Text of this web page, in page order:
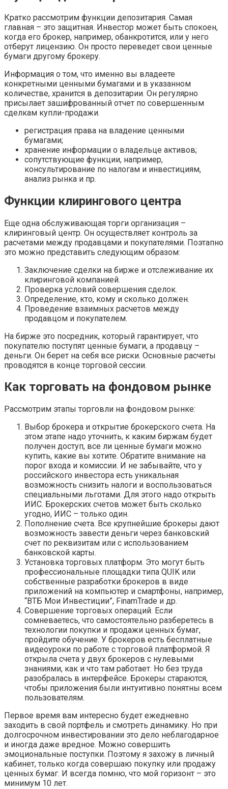
Кратко рассмотрим функции депозитария. Самая
главная – это защитная. Инвестор может быть спокоен,
когда его брокер, например, обанкротится, или у него
отберут лицензию. Он просто переведет свои ценные
бумаги другому брокеру.
Информация о том, что именно вы владеете
конкретными ценными бумагами и в указанном
количестве, хранится в депозитарии. Он регулярно
присылает зашифрованный отчет по совершенным
сделкам купли-продажи.
регистрация права на владение ценными
бумагами;
хранение информации о владельце активов;
сопутствующие функции, например,
консультирование по налогам и инвестициям,
анализ рынка и пр.
Функции клирингового центра
Еще одна обслуживающая торги организация –
клиринговый центр. Он осуществляет контроль за
расчетами между продавцами и покупателями. Поэтапно
это можно представить следующим образом:
Заключение сделки на бирже и отслеживание их
клиринговой компанией.
Проверка условий совершения сделок.
Определение, кто, кому и сколько должен.
Проведение взаимных расчетов между
продавцом и покупателем.
На бирже это посредник, который гарантирует, что
покупателю поступят ценные бумаги, а продавцу –
деньги. Он берет на себя все риски. Основные расчеты
проводятся в конце торговой сессии.
Как торговать на фондовом рынке
Рассмотрим этапы торговли на фондовом рынке:
Выбор брокера и открытие брокерского счета. На
этом этапе надо уточнить, к каким биржам будет
получен доступ, все ли ценные бумаги можно
купить, какие вы хотите. Обратите внимание на
порог входа и комиссии. И не забывайте, что у
российского инвестора есть уникальная
возможность снизить налоги и воспользоваться
специальными льготами. Для этого надо открыть
ИИС. Брокерских счетов может быть сколько
угодно, ИИС – только один.
Пополнение счета. Все крупнейшие брокеры дают
возможность завести деньги через банковский
счет по реквизитам или с использованием
банковской карты.
Установка торговых платформ. Это могут быть
профессиональные площадки типа QUIK или
собственные разработки брокеров в виде
приложений на компьютер и смартфоны, например,
“ВТБ Мои Инвестиции”, FinamTrade и др.
Совершение торговых операций. Если
сомневаетесь, что самостоятельно разберетесь в
технологии покупки и продажи ценных бумаг,
пройдите обучение. У брокеров есть бесплатные
видеоуроки по работе с торговой платформой. Я
открыла счета у двух брокеров с нулевыми
знаниями, как и что там работает. Но без труда
разобралась в интерфейсе. Брокеры стараются,
чтобы приложения были интуитивно понятны всем
пользователям.
Первое время вам интересно будет ежедневно
заходить в свой портфель и смотреть динамику. Но при
долгосрочном инвестировании это дело неблагодарное
и иногда даже вредное. Можно совершить
эмоциональные поступки. Поэтому я захожу в личный
кабинет, только когда совершаю покупку или продажу
ценных бумаг. И всегда помню, что мой горизонт – это
минимум 10 лет.